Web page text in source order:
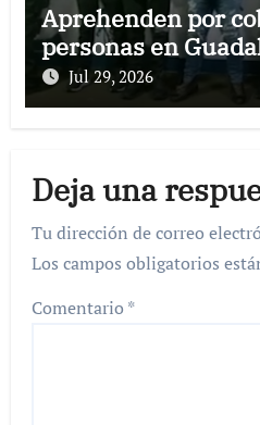
Aprehenden por
personas en
Jul 29, 2026
Deja una
Tu dirección de correo
Los campos obligatorios
Comentario *